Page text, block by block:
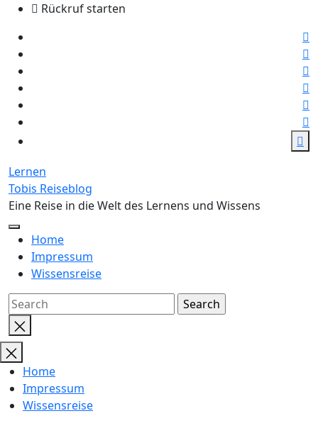
Skip
content
Rückruf starten
Lernen
Tobis Reiseblog
Eine Reise in die Welt des Lernens und Wissens
Home
Impressum
Wissensreise
Close
search
Home
Impressum
Wissensreise